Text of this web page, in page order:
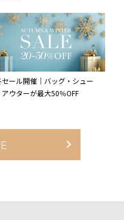
ール開催｜バッグ・シュー
アウターが最大50％OFF